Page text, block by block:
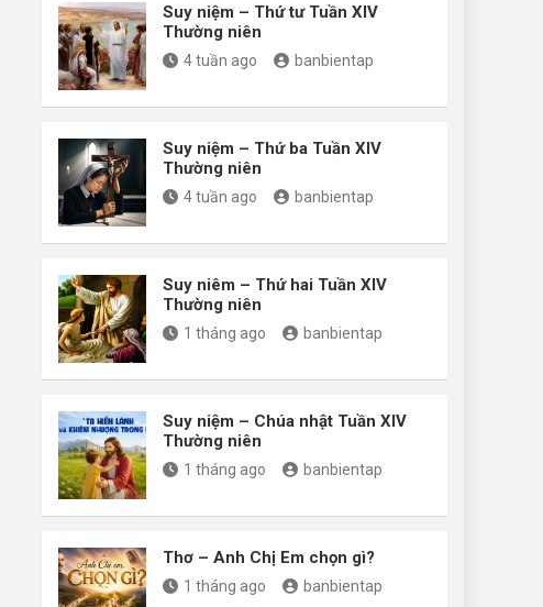
Suy niệm – Thứ tư Tuần XIV
Thường niên
4 tuần ago banbientap
Suy niệm – Thứ ba Tuần XIV
Thường niên
4 tuần ago banbientap
Suy niêm – Thứ hai Tuần XIV
Thường niên
1 tháng ago banbientap
Suy niệm – Chúa nhật Tuần XIV
Thường niên
1 tháng ago banbientap
Thơ – Anh Chị Em chọn gì?
1 tháng ago banbientap